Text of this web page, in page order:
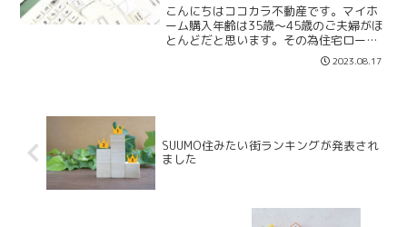
こんにちはココカラ不動産です。マイホ
ーム購入年齢は35歳〜45歳のご夫婦がほ
とんどだと思います。その為住宅ローン
の35年返済では定年退職65歳には完済で
きない状況です。マイホームを検討する
2023.08.17
SUUMO住みたい街ランキングが発表され
ました